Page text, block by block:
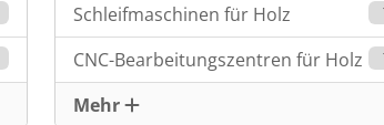
Schleifmaschinen für Holz
CNC-Bearbeitungszentren für Holz
Mehr